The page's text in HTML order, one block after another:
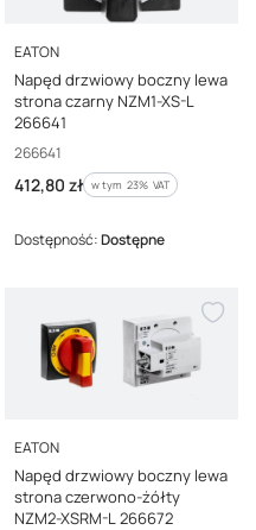
PRODUCENT
EATON
Napęd drzwiowy boczny lewa
strona czarny NZM1-XS-L
266641
Kod producenta
266641
Cena brutto
412,80 zł w tym %s VAT
w tym 23% VAT
Dostępność:Dostępne
PRODUCENT
EATON
Napęd drzwiowy boczny lewa
strona czerwono-żółty
NZM2-XSRM-L 266672